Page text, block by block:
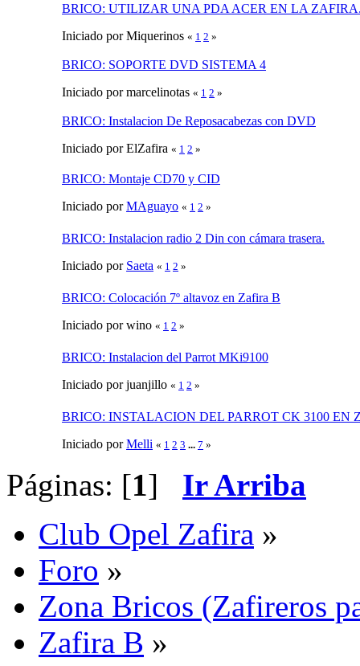
BRICO: UTILIZAR UNA PDA ACER EN LA
Iniciado por Miquerinos « 1 2 »
BRICO: SOPORTE DVD SISTEMA 4
Iniciado por marcelinotas « 1 2 »
BRICO: Instalacion De Reposacabezas con DVD
Iniciado por ElZafira « 1 2 »
BRICO: Montaje CD70 y CID
Iniciado porMAguayo « 1 2 »
BRICO: Instalacion radio 2 Din con cámara trasera.
Iniciado por Saeta « 1 2 »
BRICO: Colocación 7º altavoz en Zafira B
Iniciado por wino « 1 2 »
BRICO: Instalacion del Parrot MKi9100
Iniciado por juanjillo « 1 2 »
BRICO: INSTALACION DEL PARROT CK 3100 EN
Iniciado porMelli « 1 2 3 ... 7 »
Páginas: [1] Ir Arriba
Club Opel Zafira »
Foro »
Zona Bricos (Zafireros
Zafira B »